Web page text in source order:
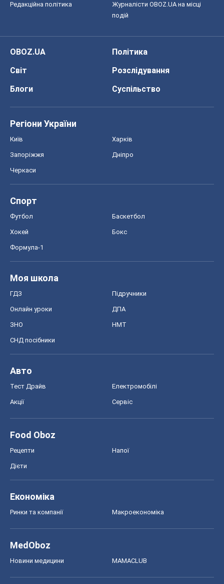
Редакційна політика
Журналісти OBOZ.UA на місці
подій
OBOZ.UA
Політика
Світ
Розслідування
Блоги
Суспільство
Регіони України
Київ Харків
Запоріжжя Дніпро
Черкаси
Спорт
Футбол Баскетбол
Хокей Бокс
Формула-1
Моя школа
ГДЗ Підручники
Онлайн уроки ДПА
ЗНО НМТ
СНД посібники
Авто
Тест Драйв Електромобілі
Акції Сервіс
Food Oboz
Рецепти Напої
Дієти
Економіка
Ринки та компанії Макроекономіка
MedOboz
Новини медицини MAMACLUB